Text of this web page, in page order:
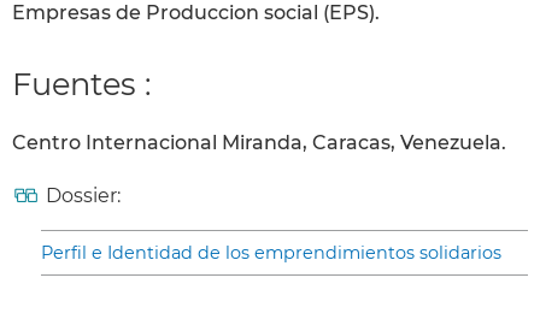
Empresas de Produccion social (EPS).
Fuentes :
Centro Internacional Miranda, Caracas, Venezuela.
Dossier:
Perfil e Identidad de los emprendimientos solidarios